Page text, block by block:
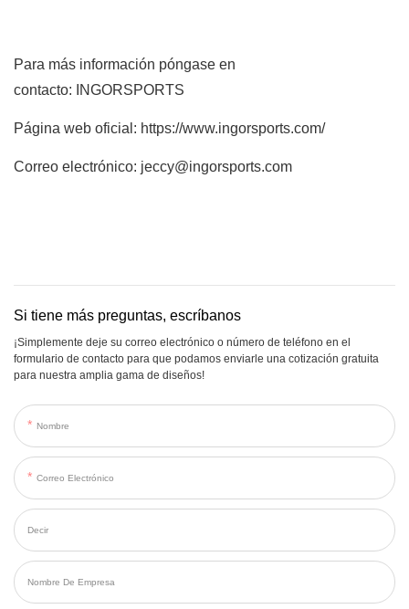
Para más información póngase en
contacto: INGORSPORTS
Página web oficial: https://www.ingorsports.com/
Correo electrónico: jeccy@ingorsports.com
Si tiene más preguntas, escríbanos
¡Simplemente deje su correo electrónico o número de teléfono en el
formulario de contacto para que podamos enviarle una cotización gratuita
para nuestra amplia gama de diseños!
Nombre
Correo Electrónico
Decir
Nombre De Empresa